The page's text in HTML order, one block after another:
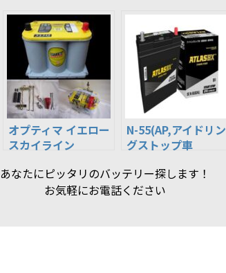
オプティマ イエロー
スカイライン
AGM バッテリー
N-55(AP,アイドリン
グストップ車
24L,46B24L,互
換)ATLAS アトラス
あなたにピッタリのバッテリー探します！
お気軽にお電話ください